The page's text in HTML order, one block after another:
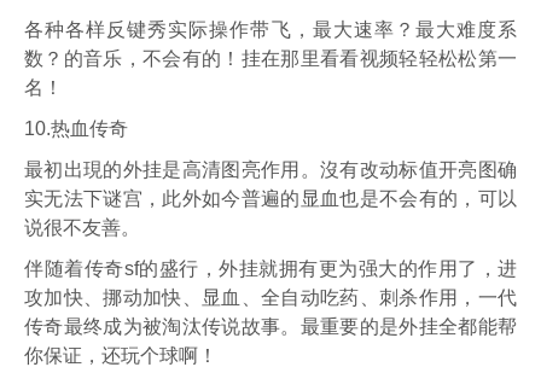
各种各样反键秀实际操作带飞，最大速率？最大难度系
数？的音乐，不会有的！挂在那里看看视频轻轻松松第一
名！
10.热血传奇
最初出現的外挂是高清图亮作用。沒有改动标值开亮图确
实无法下谜宫，此外如今普遍的显血也是不会有的，可以
说很不友善。
伴随着传奇sf的盛行，外挂就拥有更为强大的作用了，进
攻加快、挪动加快、显血、全自动吃药、刺杀作用，一代
传奇最终成为被淘汰传说故事。最重要的是外挂全都能帮
你保证，还玩个球啊！